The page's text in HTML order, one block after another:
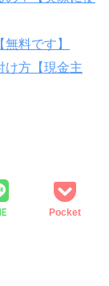
料です】
け方【現金主
Pocket